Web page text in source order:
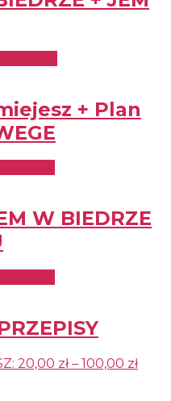
+ Plan
W BIEDRZE
20,00 zł– 100,00 zł